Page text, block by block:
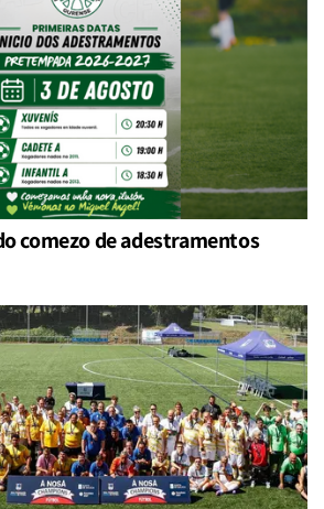
comezo de adestramentos